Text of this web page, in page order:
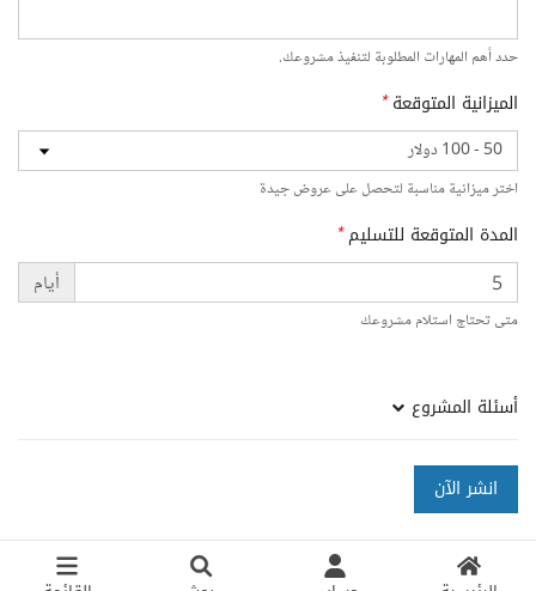
حدد أهم المهارات المطلوبة لتنفيذ مشروعك.
الميزانية المتوقعة*
اختر ميزانية مناسبة لتحصل على عروض جيدة
المدة المتوقعة للتسليم*
أيام
متى تحتاج استلام مشروعك
أسئلة المشروع
انشر الآن